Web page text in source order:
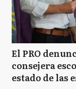
El PRO
consejera
estado de las